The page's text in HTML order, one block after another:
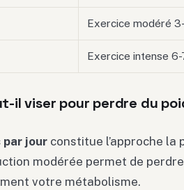
Exercice modéré
Exercice intense
il viser pour perdre du
par jour constitue l’approche la
modérée permet de
votre métabolisme.